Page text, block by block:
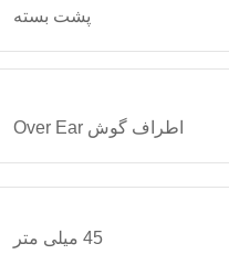
پشت بسته
اطراف گوش Over Ear
45 میلی متر